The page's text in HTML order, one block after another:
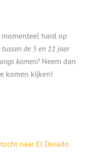
momenteel hard op
tussen de 5 en 11 jaar
komen? Neem dan
komen kijken!
naar El Dorado